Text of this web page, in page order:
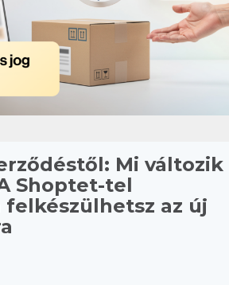
Mi változik
Shoptet-tel
az új